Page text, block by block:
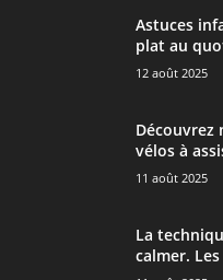
Astuces
plat au
12 août 2025
Découvrez
vélos à
11 août 2025
La
calmer.